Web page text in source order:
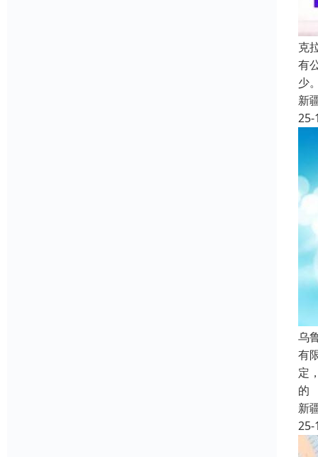
克
有
少
新
25-
乌
有
定
的
新
25-